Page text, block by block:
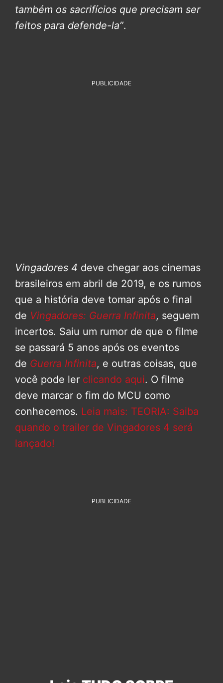
também os sacrifícios que precisam ser
feitos para defende-la”.
PUBLICIDADE
Vingadores 4 deve chegar aos cinemas
brasileiros em abril de 2019, e os rumos
que a história deve tomar após o final
de Vingadores: Guerra Infinita, seguem
incertos. Saiu um rumor de que o filme
se passará 5 anos após os eventos
de Guerra Infinita, e outras coisas, que
você pode ler clicando aqui. O filme
deve marcar o fim do MCU como
conhecemos. Leia mais: TEORIA: Saiba
quando o trailer de Vingadores 4 será
lançado!
PUBLICIDADE